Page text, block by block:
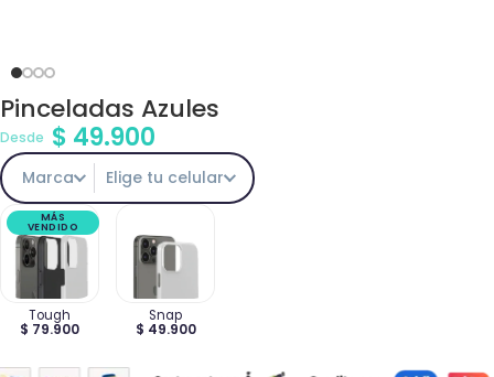
Pinceladas Azules
Desde $ 49.900
Marca Elige tu celular
Tough
$ 79.900
MÁS
VENDIDO
Snap
$ 49.900